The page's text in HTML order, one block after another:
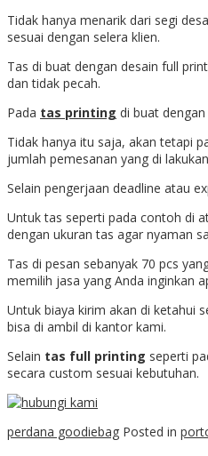
Tidak hanya menarik dari segi
sesuai dengan selera klien.
Tas di buat dengan desain full
dan tidak pecah.
Pada tas printing di buat
Tidak hanya itu saja, akan tetapi
jumlah pemesanan yang di
Selain pengerjaan deadline atau
Untuk tas seperti pada contoh di
dengan ukuran tas agar nyaman
Tas di pesan sebanyak 70 pcs
memilih jasa yang Anda inginkan
Untuk biaya kirim akan di ketahui
bisa di ambil di kantor kami.
Selain tas full printing seperti
secara custom sesuai kebutuhan.
perdana goodiebag Posted in